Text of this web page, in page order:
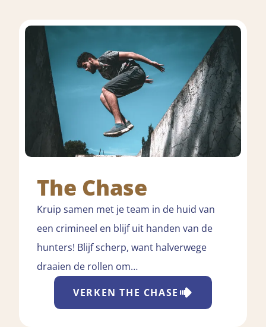
The Chase
Kruip samen met je team in de huid van
een crimineel en blijf uit handen van de
hunters! Blijf scherp, want halverwege
draaien de rollen om…
VERKENTHE CHASE